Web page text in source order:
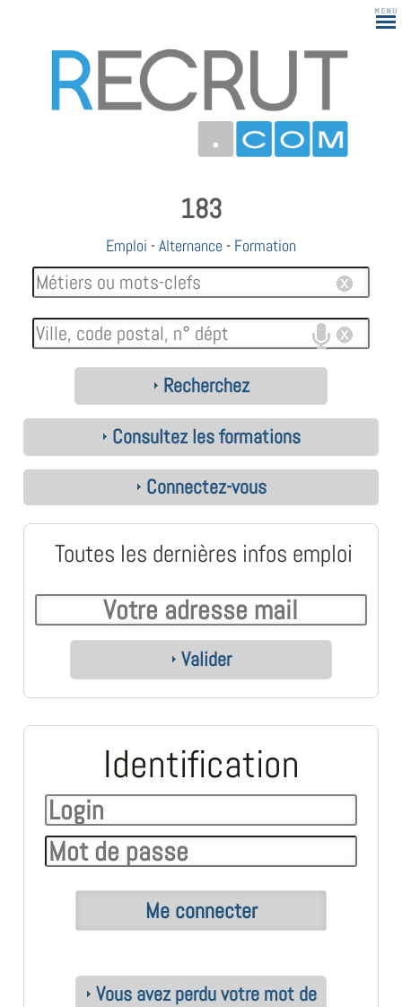
183
Emploi -Alternance - Formation
Recherchez
Consultez les formations
Connectez-vous
Toutes les dernières infos emploi
Valider
Identification
Vous avez perdu votre mot de